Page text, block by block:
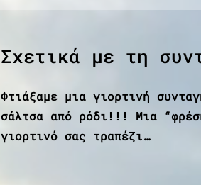
Σχετικά με τη
Φτιάξαμε μια γιορτινή
σάλτσα από ρόδι!!! Μια
γιορτινό σας τραπέζι…